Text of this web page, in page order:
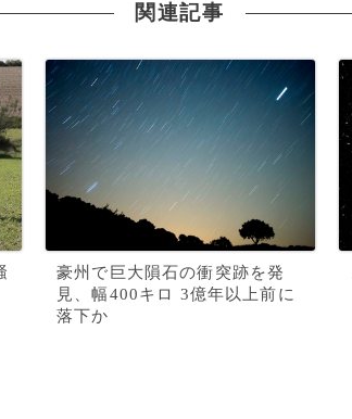
関連記事
豪州で巨大隕石の衝突跡を発
見、幅400キロ 3億年以上前に
落下か